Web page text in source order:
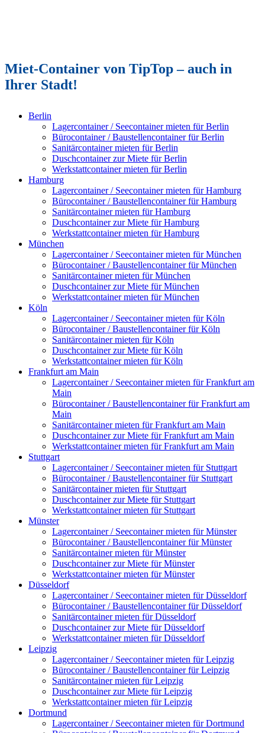
Miet-Container von TipTop – auch in
Ihrer Stadt!
Berlin
Lagercontainer / Seecontainer mieten für Berlin
Bürocontainer / Baustellencontainer für Berlin
Sanitärcontainer mieten für Berlin
Duschcontainer zur Miete für Berlin
Werkstattcontainer mieten für Berlin
Hamburg
Lagercontainer / Seecontainer mieten für Hamburg
Bürocontainer / Baustellencontainer für Hamburg
Sanitärcontainer mieten für Hamburg
Duschcontainer zur Miete für Hamburg
Werkstattcontainer mieten für Hamburg
München
Lagercontainer / Seecontainer mieten für München
Bürocontainer / Baustellencontainer für München
Sanitärcontainer mieten für München
Duschcontainer zur Miete für München
Werkstattcontainer mieten für München
Köln
Lagercontainer / Seecontainer mieten für Köln
Bürocontainer / Baustellencontainer für Köln
Sanitärcontainer mieten für Köln
Duschcontainer zur Miete für Köln
Werkstattcontainer mieten für Köln
Frankfurt am Main
Lagercontainer / Seecontainer mieten für Frankfurt am
Main
Bürocontainer / Baustellencontainer für Frankfurt am
Main
Sanitärcontainer mieten für Frankfurt am Main
Duschcontainer zur Miete für Frankfurt am Main
Werkstattcontainer mieten für Frankfurt am Main
Stuttgart
Lagercontainer / Seecontainer mieten für Stuttgart
Bürocontainer / Baustellencontainer für Stuttgart
Sanitärcontainer mieten für Stuttgart
Duschcontainer zur Miete für Stuttgart
Werkstattcontainer mieten für Stuttgart
Münster
Lagercontainer / Seecontainer mieten für Münster
Bürocontainer / Baustellencontainer für Münster
Sanitärcontainer mieten für Münster
Duschcontainer zur Miete für Münster
Werkstattcontainer mieten für Münster
Düsseldorf
Lagercontainer / Seecontainer mieten für Düsseldorf
Bürocontainer / Baustellencontainer für Düsseldorf
Sanitärcontainer mieten für Düsseldorf
Duschcontainer zur Miete für Düsseldorf
Werkstattcontainer mieten für Düsseldorf
Leipzig
Lagercontainer / Seecontainer mieten für Leipzig
Bürocontainer / Baustellencontainer für Leipzig
Sanitärcontainer mieten für Leipzig
Duschcontainer zur Miete für Leipzig
Werkstattcontainer mieten für Leipzig
Dortmund
Lagercontainer / Seecontainer mieten für Dortmund